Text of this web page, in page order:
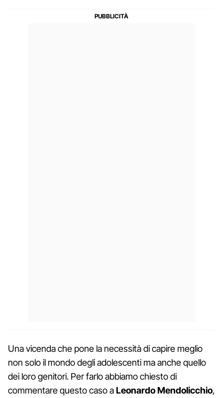
Una vicenda che pone la necessità di capire meglio
non solo il mondo degli adolescenti ma anche quello
dei loro genitori. Per farlo abbiamo chiesto di
commentare questo caso aLeonardo Mendolicchio,